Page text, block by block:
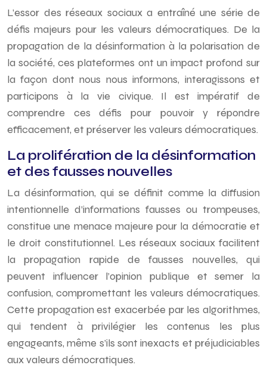
L’essor des réseaux sociaux a entraîné une série de
défis majeurs pour les valeurs démocratiques. De la
propagation de la désinformation à la polarisation de
la société, ces plateformes ont un impact profond sur
la façon dont nous nous informons, interagissons et
participons à la vie civique. Il est impératif de
comprendre ces défis pour pouvoir y répondre
efficacement, et préserver les valeurs démocratiques.
La prolifération de la désinformation
et des fausses nouvelles
La désinformation, qui se définit comme la diffusion
intentionnelle d’informations fausses ou trompeuses,
constitue une menace majeure pour la démocratie et
le droit constitutionnel. Les réseaux sociaux facilitent
la propagation rapide de fausses nouvelles, qui
peuvent influencer l’opinion publique et semer la
confusion, compromettant les valeurs démocratiques.
Cette propagation est exacerbée par les algorithmes,
qui tendent à privilégier les contenus les plus
engageants, même s’ils sont inexacts et préjudiciables
aux valeurs démocratiques.